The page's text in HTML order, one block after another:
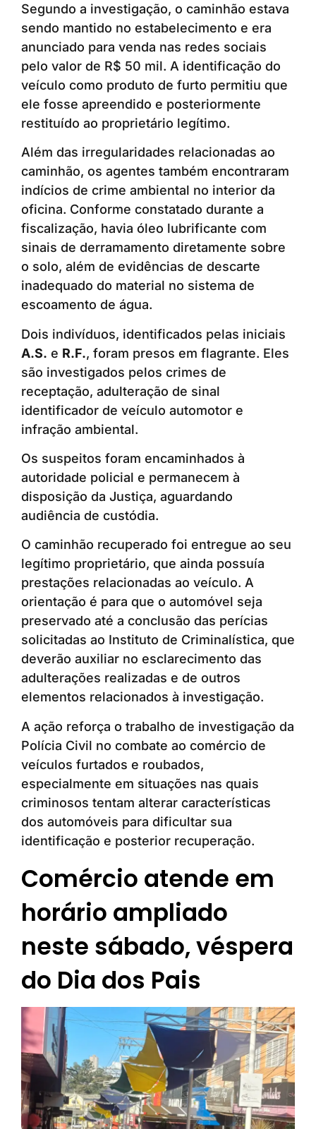
Segundo a investigação, o caminhão estava
sendo mantido no estabelecimento e era
anunciado para venda nas redes sociais
pelo valor de R$ 50 mil. A identificação do
veículo como produto de furto permitiu que
ele fosse apreendido e posteriormente
restituído ao proprietário legítimo.
Além das irregularidades relacionadas ao
caminhão, os agentes também encontraram
indícios de crime ambiental no interior da
oficina. Conforme constatado durante a
fiscalização, havia óleo lubrificante com
sinais de derramamento diretamente sobre
o solo, além de evidências de descarte
inadequado do material no sistema de
escoamento de água.
Dois indivíduos, identificados pelas iniciais
A.S. e R.F., foram presos em flagrante. Eles
são investigados pelos crimes de
receptação, adulteração de sinal
identificador de veículo automotor e
infração ambiental.
Os suspeitos foram encaminhados à
autoridade policial e permanecem à
disposição da Justiça, aguardando
audiência de custódia.
O caminhão recuperado foi entregue ao seu
legítimo proprietário, que ainda possuía
prestações relacionadas ao veículo. A
orientação é para que o automóvel seja
preservado até a conclusão das perícias
solicitadas ao Instituto de Criminalística, que
deverão auxiliar no esclarecimento das
adulterações realizadas e de outros
elementos relacionados à investigação.
A ação reforça o trabalho de investigação da
Polícia Civil no combate ao comércio de
veículos furtados e roubados,
especialmente em situações nas quais
criminosos tentam alterar características
dos automóveis para dificultar sua
identificação e posterior recuperação.
Comércio atende em
horário ampliado
neste sábado, véspera
do Dia dos Pais